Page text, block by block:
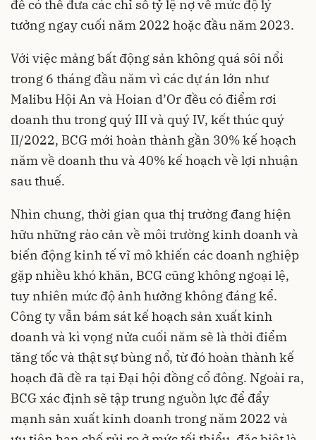
để có thể đưa các chỉ số tỷ lệ nợ về mức độ lý
tưởng ngay cuối năm 2022 hoặc đầu năm 2023.
Với việc mảng bất động sản không quá sôi nổi
trong 6 tháng đầu năm vì các dự án lớn như
Malibu Hội An và Hoian d’Or đều có điểm rơi
doanh thu trong quý III và quý IV, kết thúc quý
II/2022, BCG mới hoàn thành gần 30% kế hoạch
năm về doanh thu và 40% kế hoạch về lợi nhuận
sau thuế.
Nhìn chung, thời gian qua thị trường đang hiện
hữu những rào cản về môi trường kinh doanh và
biến động kinh tế vĩ mô khiến các doanh nghiệp
gặp nhiều khó khăn, BCG cũng không ngoại lệ,
tuy nhiên mức độ ảnh hưởng không đáng kể.
Công ty vẫn bám sát kế hoạch sản xuất kinh
doanh và kì vọng nửa cuối năm sẽ là thời điểm
tăng tốc và thật sự bùng nổ, từ đó hoàn thành kế
hoạch đã đề ra tại Đại hội đồng cổ đông. Ngoài ra,
BCG xác định sẽ tập trung nguồn lực để đẩy
mạnh sản xuất kinh doanh trong năm 2022 và